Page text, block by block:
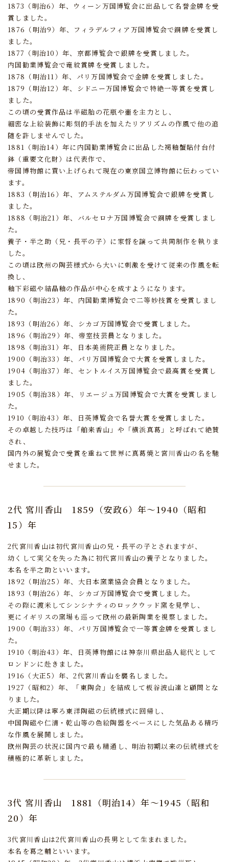
1873（明治6）年、ウィーン万国博覧会に出品して名誉金牌を受
賞しました。
1876（明治9）年、フィラデルフィア万国博覧会で銅牌を受賞し
ました。
1877（明治10）年、京都博覧会で銀牌を受賞しました。
内国勧業博覧会で竜紋賞牌を受賞しました。
1878（明治11）年、パリ万国博覧会で金牌を受賞しました。
1879（明治12）年、シドニー万国博覧会で特絶一等賞を受賞し
ました。
この頃の受賞作品は半磁胎の花瓶や壷を主力とし、
細密な上絵装飾に彫刻的手法を加えたリアリズムの作風で他の追
随を許しませんでした。
1881（明治14）年に内国勧業博覧会に出品した褐釉蟹貼付台付
鉢（重要文化財）は代表作で、
帝国博物館に買い上げられて現在の東京国立博物館に伝わってい
ます。
1883（明治16）年、アムステルダム万国博覧会で銀牌を受賞し
ました。
1888（明治21）年、バルセロナ万国博覧会で銅牌を受賞しまし
た。
養子・半之助（兄・長平の子）に家督を譲って共同制作を執りま
した。
この頃は欧州の陶芸様式から大いに刺激を受けて従来の作風を転
換し、
釉下彩磁や結晶釉の作品が中心を成すようになります。
1890（明治23）年、内国勧業博覧会で二等妙技賞を受賞しまし
た。
1893（明治26）年、シカゴ万国博覧会で受賞しました。
1896（明治29）年、帝室技芸員となりました。
1898（明治31）年、日本美術院正員となりました。
1900（明治33）年、パリ万国博覧会で大賞を受賞しました。
1904（明治37）年、セントルイス万国博覧会で最高賞を受賞し
ました。
1905（明治38）年、リエージュ万国博覧会で大賞を受賞しまし
た。
1910（明治43）年、日英博覧会で名誉大賞を受賞しました。
その卓越した技巧は「舶来香山」や「横浜真葛」と呼ばれて絶賛
され、
国内外の展覧会で受賞を重ねて世界に真葛焼と宮川香山の名を馳
せました。
2代 宮川香山1859（安政6）年～1940（昭和
15）年
2代宮川香山は初代宮川香山の兄・長平の子とされますが、
幼くして実父を失った為に初代宮川香山の養子となりました。
本名を半之助といいます。
1892（明治25）年、大日本窯業協会会員となりました。
1893（明治26）年、シカゴ万国博覧会で受賞しました。
その際に渡米してシンシナティのロックウッド窯を見学し、
更にイギリスの窯場も巡って欧州の最新陶業を視察しました。
1900（明治33）年、パリ万国博覧会で一等賞金牌を受賞しまし
た。
1910（明治43）年、日英博物館には神奈川県出品人総代として
ロンドンに赴きました。
1916（大正5）年、2代宮川香山を襲名しました。
1927（昭和2）年、「東陶会」を結成して板谷波山達と顧問とな
りました。
大正期以降は寧ろ東洋陶磁の伝統様式に回帰し、
中国陶磁や仁清・乾山等の色絵陶器をベースにした気品ある精巧
な作風を展開しました。
欧州陶芸の状況に国内で最も精通し、明治初期以来の伝統様式を
積極的に革新しました。
3代 宮川香山1881（明治14）年～1945（昭和
20）年
3代宮川香山は2代宮川香山の長男として生まれました。
本名を葛之輔といいます。